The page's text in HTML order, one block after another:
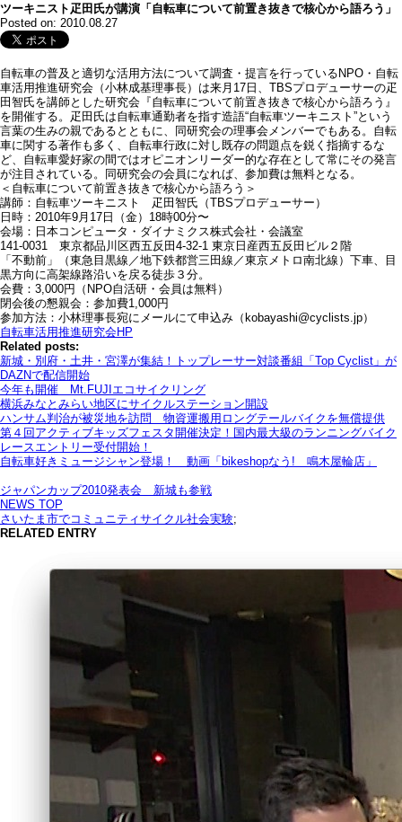
ツーキニスト疋田氏が講演「自転車について前置き抜きで核心から語ろう」
Posted on: 2010.08.27
自転車の普及と適切な活用方法について調査・提言を行っているNPO・自転
車活用推進研究会（小林成基理事長）は来月17日、TBSプロデューサーの疋
田智氏を講師とした研究会『自転車について前置き抜きで核心から語ろう』
を開催する。疋田氏は自転車通勤者を指す造語“自転車ツーキニスト”という
言葉の生みの親であるとともに、同研究会の理事会メンバーでもある。自転
車に関する著作も多く、自転車行政に対し既存の問題点を鋭く指摘するな
ど、自転車愛好家の間ではオピニオンリーダー的な存在として常にその発言
が注目されている。同研究会の会員になれば、参加費は無料となる。
＜自転車について前置き抜きで核心から語ろう＞
講師：自転車ツーキニスト 疋田智氏（TBSプロデューサー）
日時：2010年9月17日（金）18時00分〜
会場：日本コンピュータ・ダイナミクス株式会社・会議室
141-0031 東京都品川区西五反田4-32-1 東京日産西五反田ビル２階
「不動前」（東急目黒線／地下鉄都営三田線／東京メトロ南北線）下車、目
黒方向に高架線路沿いを戻る徒歩３分。
会費：3,000円（NPO自活研・会員は無料）
閉会後の懇親会：参加費1,000円
参加方法：小林理事長宛にメールにて申込み（kobayashi@cyclists.jp）
自転車活用推進研究会HP
Related posts:
新城・別府・土井・宮澤が集結！トップレーサー対談番組「Top Cyclist」が
DAZNで配信開始
今年も開催 Mt.FUJIエコサイクリング
横浜みなとみらい地区にサイクルステーション開設
ハンサム判治が被災地を訪問 物資運搬用ロングテールバイクを無償提供
第４回アクティブキッズフェスタ開催決定！国内最大級のランニングバイク
レースエントリー受付開始！
自転車好きミュージシャン登場！ 動画「bikeshopなう! 鳴木屋輪店」
ジャパンカップ2010発表会 新城も参戦
NEWS TOP
さいたま市でコミュニティサイクル社会実験;
RELATED ENTRY